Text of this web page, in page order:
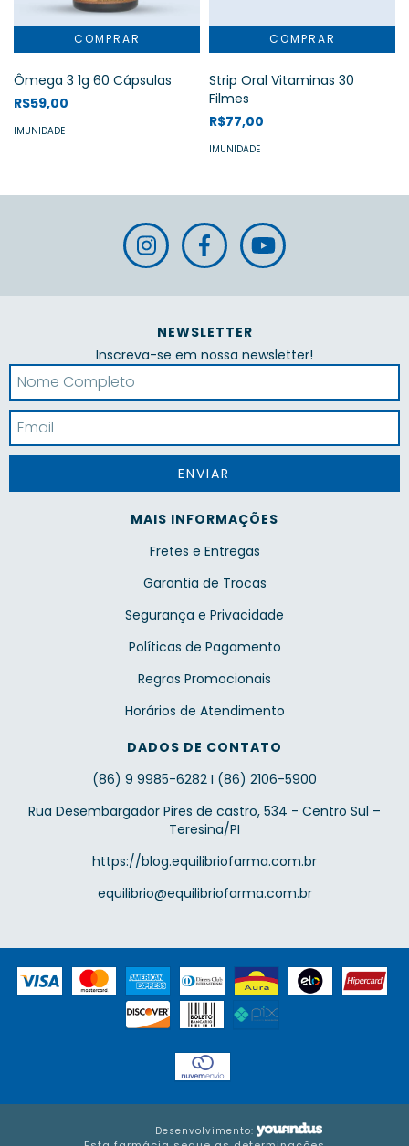
Ômega 3 1g 60 Cápsulas
R$59,00
IMUNIDADE
Strip Oral Vitaminas 30
Filmes
R$77,00
IMUNIDADE
NEWSLETTER
Inscreva-se em nossa newsletter!
MAIS INFORMAÇÕES
Fretes e Entregas
Garantia de Trocas
Segurança e Privacidade
Políticas de Pagamento
Regras Promocionais
Horários de Atendimento
DADOS DE CONTATO
(86) 9 9985-6282 I (86) 2106-5900
Rua Desembargador Pires de castro, 534 - Centro Sul –
Teresina/PI
https://blog.equilibriofarma.com.br
equilibrio@equilibriofarma.com.br
Desenvolvimento: